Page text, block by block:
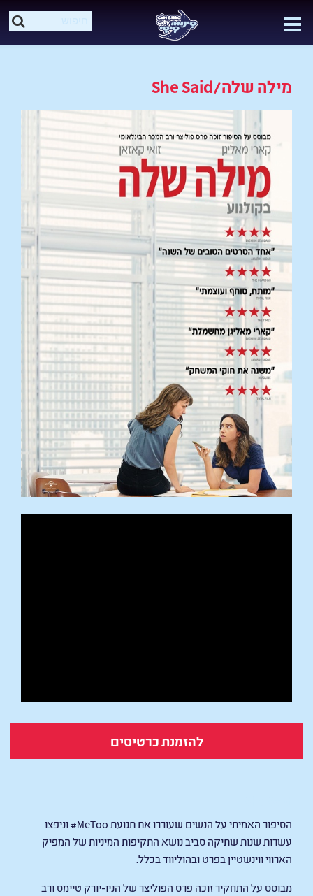
מילה שלה/She Said
להזמנת כרטיסים
הסיפור האמיתי על הנשים שעוררו את תנועת MeToo# וניפצו
עשרות שנות שתיקה סביב נושא התקיפות המיניות של המפיק
הארווי ווינשטיין בפרט ובהוליווד בכלל.
מבוסס על התחקיר זוכה פרס הפוליצר של הניו-יורק טיימס ורב